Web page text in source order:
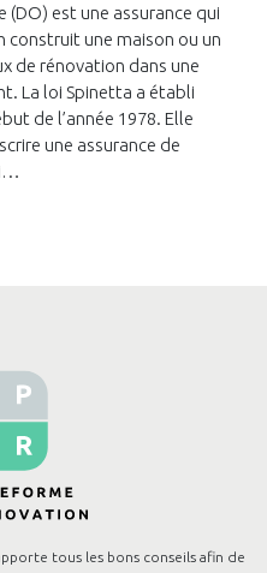
(DO) est une assurance qui
une maison ou un
de rénovation dans une
La loi Spinetta a établi
de l’année 1978. Elle
une assurance de
tous les bons conseils afin de